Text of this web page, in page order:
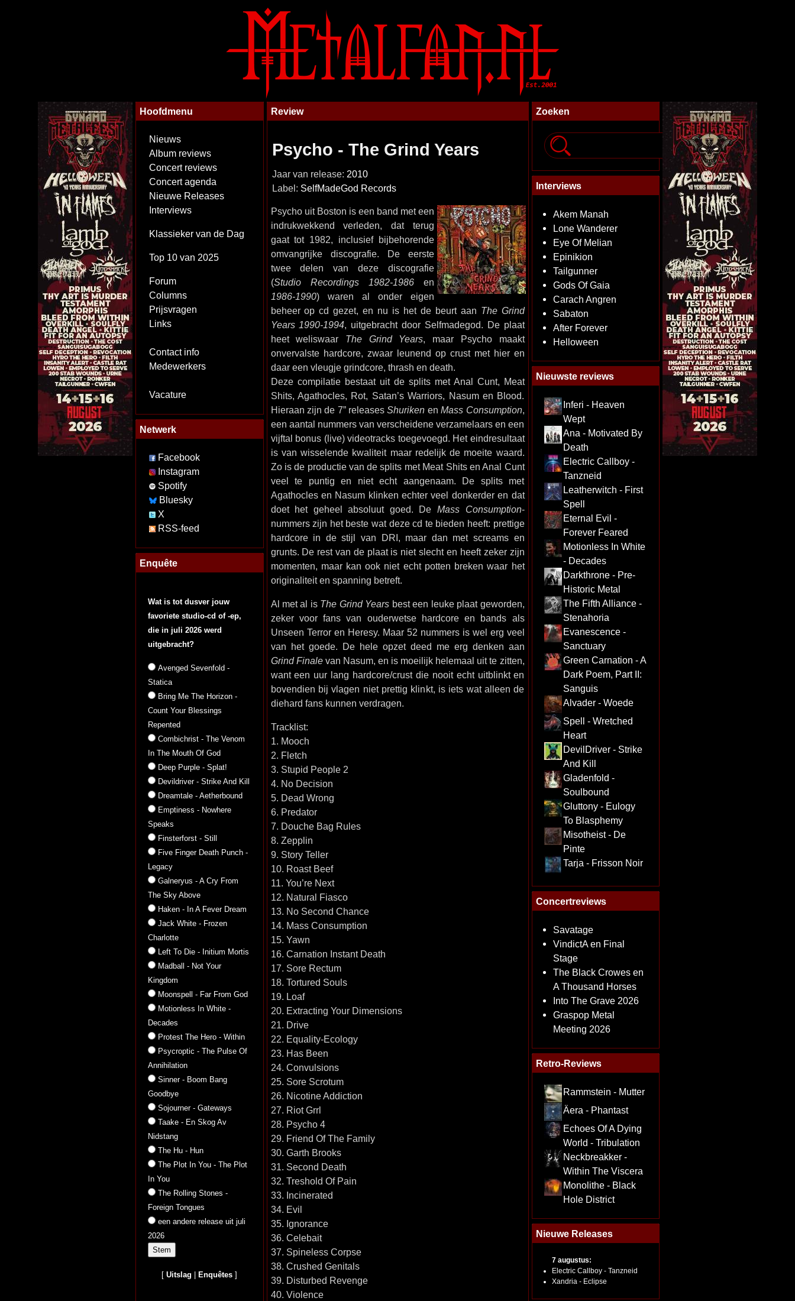
Hoofdmenu
Nieuws
Album reviews
Concert reviews
Concert agenda
Nieuwe Releases
Interviews
Klassieker van de Dag
Top 10 van 2025
Forum
Columns
Prijsvragen
Links
Contact info
Medewerkers
Vacature
Netwerk
Facebook
Instagram
Spotify
Bluesky
X
RSS-feed
Enquête
Wat is tot dusver jouw
favoriete studio-cd of -ep,
die in juli 2026 werd
uitgebracht?
Avenged Sevenfold -
Statica
Bring Me The Horizon -
Count Your Blessings
Repented
Combichrist - The Venom
In The Mouth Of God
Deep Purple - Splat!
Devildriver - Strike And Kill
Dreamtale - Aetherbound
Emptiness - Nowhere
Speaks
Finsterforst - Still
Five Finger Death Punch -
Legacy
Galneryus - A Cry From
The Sky Above
Haken - In A Fever Dream
Jack White - Frozen
Charlotte
Left To Die - Initium Mortis
Madball - Not Your
Kingdom
Moonspell - Far From God
Motionless In White -
Decades
Protest The Hero - Within
Psycroptic - The Pulse Of
Annihilation
Sinner - Boom Bang
Goodbye
Sojourner - Gateways
Taake - En Skog Av
Nidstang
The Hu - Hun
The Plot In You - The Plot
In You
The Rolling Stones -
Foreign Tongues
een andere release uit juli
2026
[Uitslag Enquêtes ]
Review
Psycho - The Grind Years
Jaar van release: 2010
Label: SelfMadeGod Records
Psycho uit Boston is een band met een
indrukwekkend verleden, dat terug
gaat tot 1982, inclusief bijbehorende
omvangrijke discografie. De eerste
twee delen van deze discografie
(Studio Recordings 1982-1986en
1986-1990) waren al onder eigen
beheer op cd gezet, en nu is het de beurt aan The Grind
Years 1990-1994, uitgebracht door Selfmadegod. De plaat
heet weliswaar The Grind Years, maar Psycho maakt
onvervalste hardcore, zwaar leunend op crust met hier en
daar een vleugje grindcore, thrash en death.
Deze compilatie bestaat uit de splits met Anal Cunt, Meat
Shits, Agathocles, Rot, Satan’s Warriors, Nasum en Blood.
Hieraan zijn de 7” releasesShuriken enMass Consumption,
een aantal nummers van verscheidene verzamelaars en een
vijftal bonus (live) videotracks toegevoegd. Het eindresultaat
is van wisselende kwaliteit maar redelijk de moeite waard.
Zo is de productie van de splits met Meat Shits en Anal Cunt
veel te puntig en niet echt aangenaam. De splits met
Agathocles en Nasum klinken echter veel donkerder en dat
doet het geheel absoluut goed. De Mass Consumption-
nummers zijn het beste wat deze cd te bieden heeft: prettige
hardcore in de stijl van DRI, maar dan met screams en
grunts. De rest van de plaat is niet slecht en heeft zeker zijn
momenten, maar kan ook niet echt potten breken waar het
originaliteit en spanning betreft.
Al met al is The Grind Years best een leuke plaat geworden,
zeker voor fans van ouderwetse hardcore en bands als
Unseen Terror en Heresy. Maar 52 nummers is wel erg veel
van het goede. De hele opzet deed me erg denken aan
Grind Finalevan Nasum, en is moeilijk helemaal uit te zitten,
want een uur lang hardcore/crust die nooit echt uitblinkt en
bovendien bij vlagen niet prettig klinkt, is iets wat alleen de
diehard fans kunnen verdragen.
Tracklist:
1. Mooch
2. Fletch
3. Stupid People 2
4. No Decision
5. Dead Wrong
6. Predator
7. Douche Bag Rules
8. Zepplin
9. Story Teller
10. Roast Beef
11. You’re Next
12. Natural Fiasco
13. No Second Chance
14. Mass Consumption
15. Yawn
16. Carnation Instant Death
17. Sore Rectum
18. Tortured Souls
19. Loaf
20. Extracting Your Dimensions
21. Drive
22. Equality-Ecology
23. Has Been
24. Convulsions
25. Sore Scrotum
26. Nicotine Addiction
27. Riot Grrl
28. Psycho 4
29. Friend Of The Family
30. Garth Brooks
31. Second Death
32. Treshold Of Pain
33. Incinerated
34. Evil
35. Ignorance
36. Celebait
37. Spineless Corpse
38. Crushed Genitals
39. Disturbed Revenge
40. Violence
Zoeken
Interviews
Akem Manah
Lone Wanderer
Eye Of Melian
Epinikion
Tailgunner
Gods Of Gaia
Carach Angren
Sabaton
After Forever
Helloween
Nieuwste reviews
Inferi - Heaven
Wept
Ana - Motivated By
Death
Electric Callboy -
Tanzneid
Leatherwitch - First
Spell
Eternal Evil -
Forever Feared
Motionless In White
- Decades
Darkthrone - Pre-
Historic Metal
The Fifth Alliance -
Stenahoria
Evanescence -
Sanctuary
Green Carnation - A
Dark Poem, Part II:
Sanguis
Alvader - Woede
Spell - Wretched
Heart
DevilDriver - Strike
And Kill
Gladenfold -
Soulbound
Gluttony - Eulogy
To Blasphemy
Misotheist - De
Pinte
Tarja - Frisson Noir
Concertreviews
Savatage
VindictA en Final
Stage
The Black Crowes en
A Thousand Horses
Into The Grave 2026
Graspop Metal
Meeting 2026
Retro-Reviews
Rammstein - Mutter
Äera - Phantast
Echoes Of A Dying
World - Tribulation
Neckbreakker -
Within The Viscera
Monolithe - Black
Hole District
Nieuwe Releases
7 augustus:
Electric Callboy - Tanzneid
Xandria - Eclipse